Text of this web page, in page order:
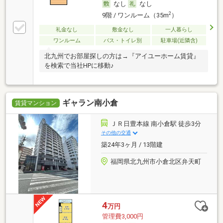
なし
なし
9階 / ワンルーム（35m2）
礼金なし 敷金なし
一人暮らし
ワンルーム
バス・トイレ別 駐車場(近隣含)
北九州でお部屋探しの方は→『アイユーホーム賃貸』
を検索で当社HPに移動♪
賃貸マンション ギャラン南小倉
ＪＲ日豊本線 南小倉駅 徒歩3分
その他の交通
築24年3ヶ月 / 13階建
福岡県北九州市小倉北区弁天町
4万円
管理費3,000円